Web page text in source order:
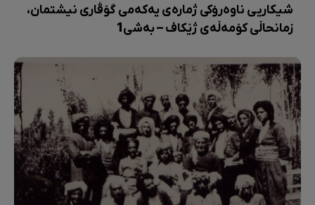
شیکاریی ناوەرۆکی ژمارەی یەکەمی گۆڤاری نیشتمان،
زمانحاڵی کۆمەڵەی ژێکاف – بەشی1